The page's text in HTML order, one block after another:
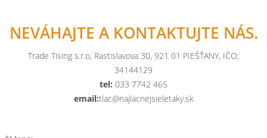
NEVÁHAJTE A KONTAKTUJTE NÁS.
Trade Tising s.r.o, Rastislavova 30, 921 01 PIEŠŤANY, IČO:
34144129
tel: 033 7742 465
email:tlac@najlacnejsieletaky.sk